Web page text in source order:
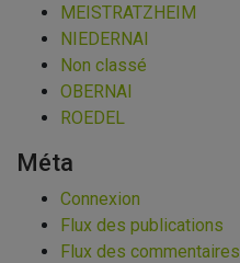
MEISTRATZHEIM
NIEDERNAI
Non classé
OBERNAI
ROEDEL
Méta
Connexion
Flux des publications
Flux des commentaires